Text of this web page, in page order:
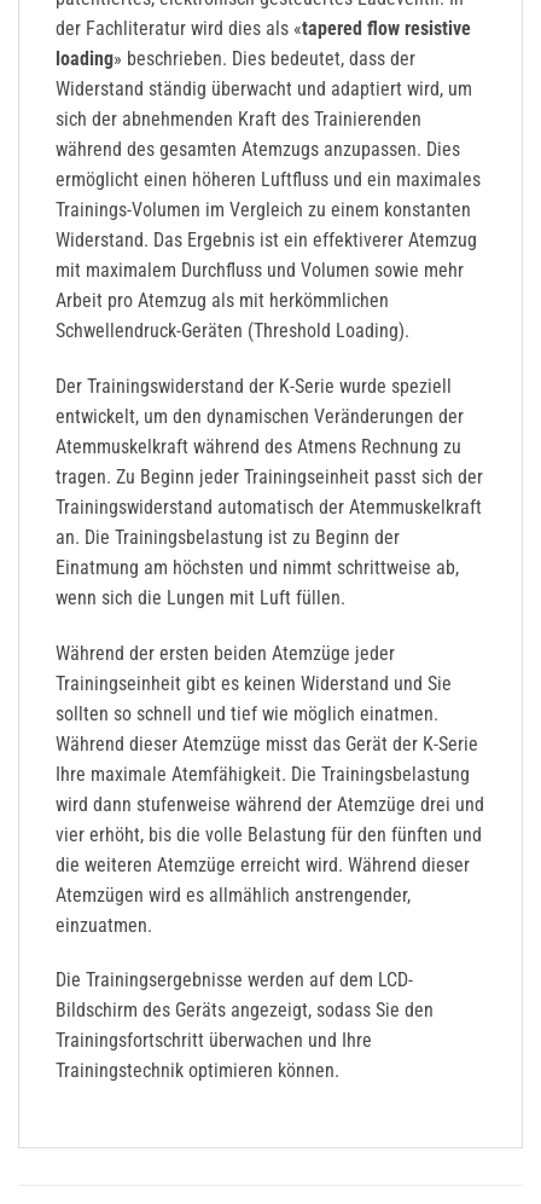
der Fachliteratur wird dies als «tapered flow resistive
loading» beschrieben. Dies bedeutet, dass der
Widerstand ständig überwacht und adaptiert wird, um
sich der abnehmenden Kraft des Trainierenden
während des gesamten Atemzugs anzupassen. Dies
ermöglicht einen höheren Luftfluss und ein maximales
Trainings-Volumen im Vergleich zu einem konstanten
Widerstand. Das Ergebnis ist ein effektiverer Atemzug
mit maximalem Durchfluss und Volumen sowie mehr
Arbeit pro Atemzug als mit herkömmlichen
Schwellendruck-Geräten (Threshold Loading).
Der Trainingswiderstand der K-Serie wurde speziell
entwickelt, um den dynamischen Veränderungen der
Atemmuskelkraft während des Atmens Rechnung zu
tragen. Zu Beginn jeder Trainingseinheit passt sich der
Trainingswiderstand automatisch der Atemmuskelkraft
an. Die Trainingsbelastung ist zu Beginn der
Einatmung am höchsten und nimmt schrittweise ab,
wenn sich die Lungen mit Luft füllen.
Während der ersten beiden Atemzüge jeder
Trainingseinheit gibt es keinen Widerstand und Sie
sollten so schnell und tief wie möglich einatmen.
Während dieser Atemzüge misst das Gerät der K-Serie
Ihre maximale Atemfähigkeit. Die Trainingsbelastung
wird dann stufenweise während der Atemzüge drei und
vier erhöht, bis die volle Belastung für den fünften und
die weiteren Atemzüge erreicht wird. Während dieser
Atemzügen wird es allmählich anstrengender,
einzuatmen.
Die Trainingsergebnisse werden auf dem LCD-
Bildschirm des Geräts angezeigt, sodass Sie den
Trainingsfortschritt überwachen und Ihre
Trainingstechnik optimieren können.